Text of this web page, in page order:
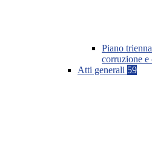
Piano
corruzione e
Atti generali 59